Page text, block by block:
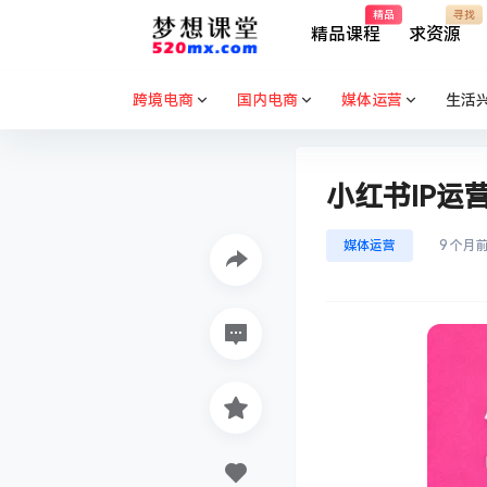
精品课程
精品
求资源
寻找
跨境电商 国内电商 媒体运营 生活
小红书IP运
媒体运营 9 个月